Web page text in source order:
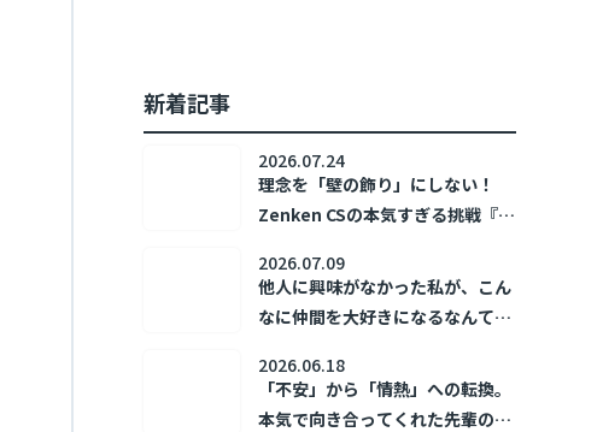
新着記事
理念を「壁の飾り」にしない！
Zenken CSの本気すぎる挑戦『ホ
2026.07.24
他人に興味がなかった私が、こん
なに仲間を大好きになるなんて！
2026.07.09
「不安」から「情熱」への転換。
本気で向き合ってくれた先輩の存
2026.06.18